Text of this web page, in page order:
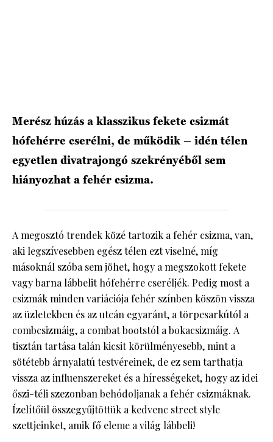
Merész húzás a klasszikus fekete csizmát
hófehérre cserélni, de működik – idén télen
egyetlen divatrajongó szekrényéből sem
hiányozhat a fehér csizma.
A megosztó trendek közé tartozik a fehér csizma, van,
aki legszívesebben egész télen ezt viselné, míg
másoknál szóba sem jöhet, hogy a megszokott fekete
vagy barna lábbelit hófehérre cseréljék. Pedig most a
csizmák minden variációja fehér színben köszön vissza
az üzletekben és az utcán egyaránt, a törpesarkútól a
combcsizmáig, a combat bootstól a bokacsizmáig. A
tisztán tartása talán kicsit körülményesebb, mint a
sötétebb árnyalatú testvéreinek, de ez sem tarthatja
vissza az influenszereket és a hírességeket, hogy az idei
őszi-téli szezonban behódoljanak a fehér csizmáknak.
Ízelítőül összegyűjtöttük a kedvenc street style
szettjeinket, amik fő eleme a világ lábbeli!